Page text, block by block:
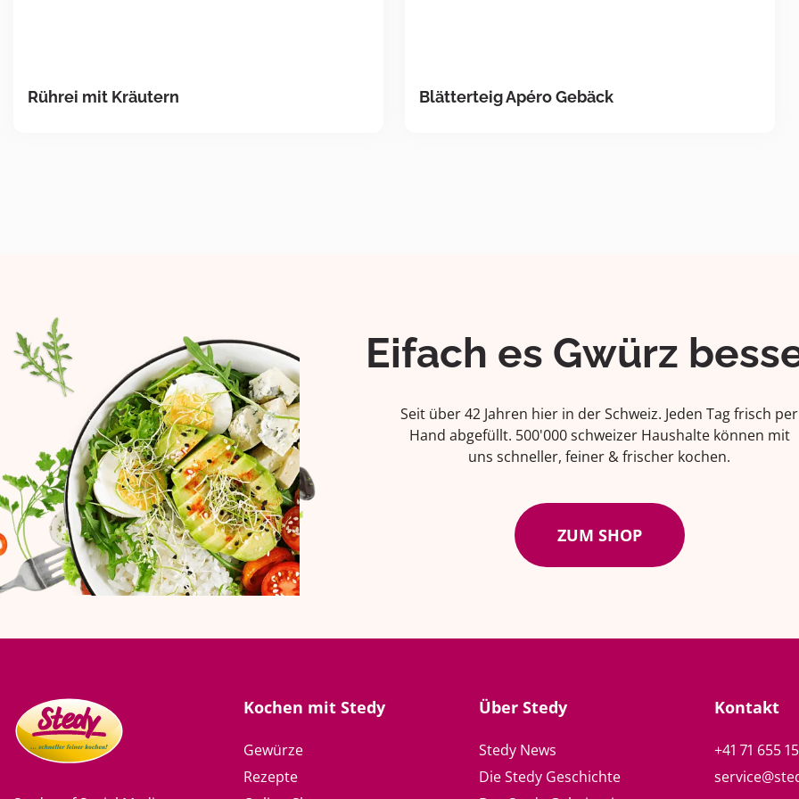
Rührei mit Kräutern Blätterteig Apéro Gebäck
Eifach es Gwürz
Seit über 42 Jahren hier in der Schweiz. Jeden Tag frisch per
Hand abgefüllt. 500'000 schweizer Haushalte können mit
uns schneller, feiner & frischer kochen.
ZUM SHOP
Kochen mit Stedy
Gewürze
Rezepte
Über Stedy
Stedy News
Die Stedy Geschichte
Kontakt
+41 71 655